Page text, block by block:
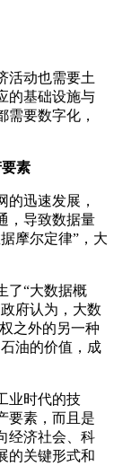
动也需要土
的基础设施与
需要数字化，
素
的迅速发展，
，导致数据量
摩尔定律”，大
“大数据概
府认为，大数
之外的另一种
油的价值，成
业时代的技
要素，而且是
经济社会、科
的关键形式和